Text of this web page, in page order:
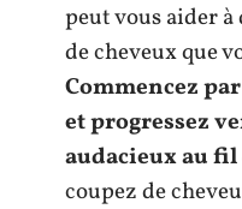
peut vous aider
de cheveux que
Commencez
et progressez
audacieux au
coupez de